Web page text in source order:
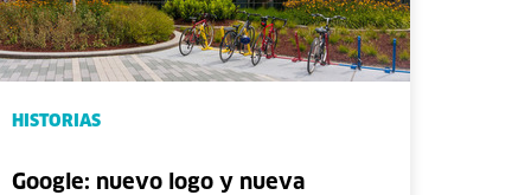
HISTORIAS
Google: nuevo logo y nueva